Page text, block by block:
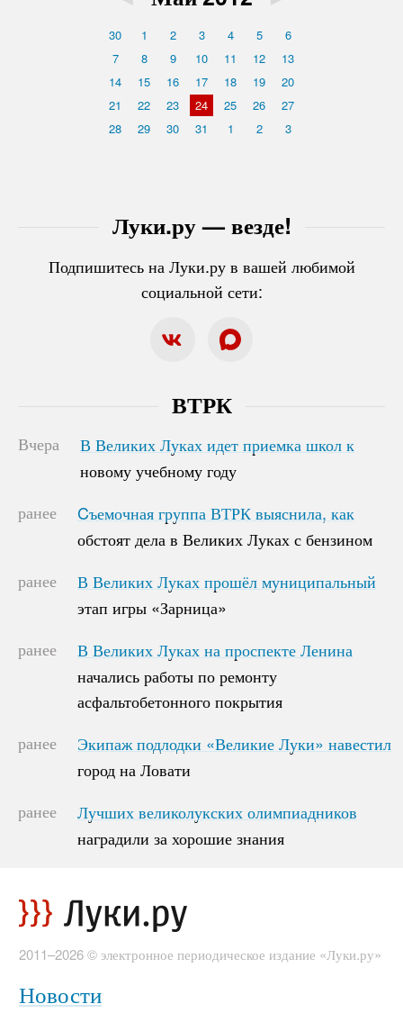
Луки.ру — везде!
Подпишитесь на Луки.ру в вашей любимой
социальной сети:
30 1 2 3 4 5
6
7
8 9 10 11 12
13
14
15 16 17 18 19
20
21
22 23 24 25 26
27
28
29 30 31 1 2 3
ВТРК
Вчера
В Великих Луках идет приемка школ к
новому учебному году
В Великих Луках идет приемка школ к
новому учебному году
ранее
Cъемочная группа ВТРК выяснила, как
обстоят дела в Великих Луках с бензином
Cъемочная группа ВТРК выяснила, как
обстоят дела в Великих Луках с бензином
ранее
В Великих Луках прошёл муниципальный
этап игры «Зарница»
В Великих Луках прошёл муниципальный
этап игры «Зарница»
ранее
В Великих Луках на проспекте Ленина
начались работы по ремонту
асфальтобетонного покрытия
В Великих Луках на проспекте Ленина
начались работы по ремонту
асфальтобетонного покрытия
ранее
Экипаж подлодки «Великие Луки» навестил
город на Ловати
Экипаж подлодки «Великие Луки» навестил
город на Ловати
ранее
Лучших великолукских олимпиадников
наградили за хорошие знания
Лучших великолукских олимпиадников
наградили за хорошие знания
2011–2026 © электронное периодическое издание «Луки.ру»
Новости